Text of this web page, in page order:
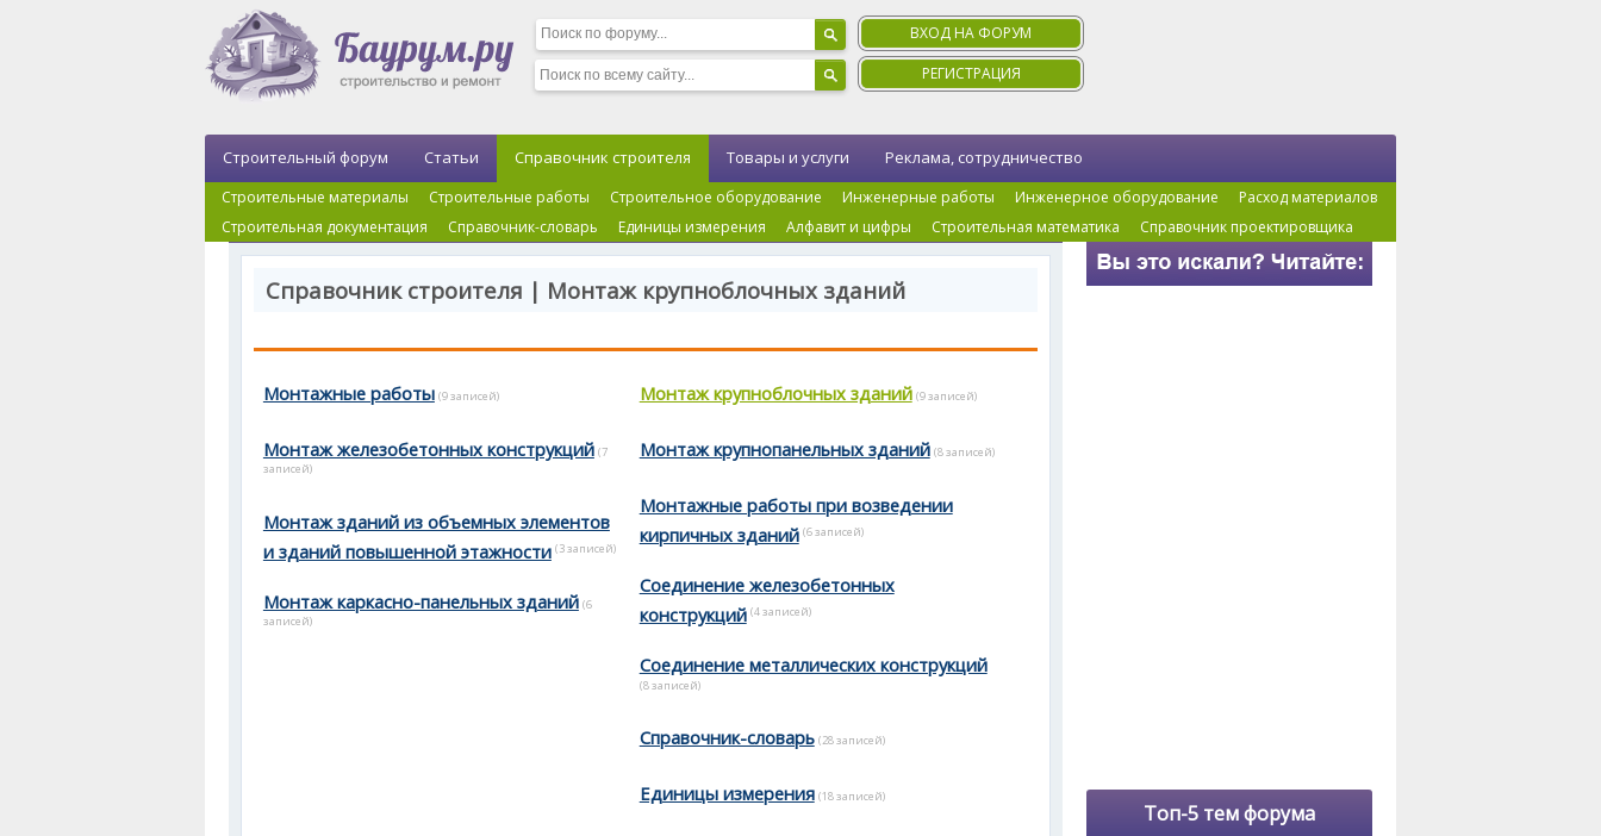
ВХОД НА ФОРУМ
РЕГИСТРАЦИЯ
Строительный форум Статьи Справочник строителя
Строительные материалы Строительные работы Строительное оборудование Инженерные работы Инженерное оборудование
Расход материалов
Строительная документация
Справочник-словарь Единицы измерения Алфавит и цифры Строительная математика Справочник проектировщика
Товары и услуги Реклама, сотрудничество
Справочник строителя | Монтаж крупноблочных зданий
Монтажные работы (9 записей)
Монтаж железобетонных конструкций (7
записей)
Монтаж зданий из объемных элементов
и зданий повышенной этажности (3 записей)
Монтаж каркасно-панельных зданий (6
записей)
Монтаж крупноблочных зданий (9 записей)
Монтаж крупнопанельных зданий (8 записей)
Монтажные работы при возведении
кирпичных зданий (6 записей)
Соединение железобетонных
конструкций (4 записей)
Соединение металлических конструкций
(8 записей)
Справочник-словарь (28 записей)
Единицы измерения (18 записей)
Топ-5 тем форума